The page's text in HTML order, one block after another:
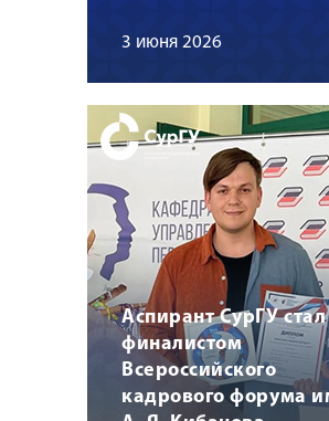
3 июня 2026
Аспирант СурГУ стал
финалистом
Всероссийского
кадрового форума